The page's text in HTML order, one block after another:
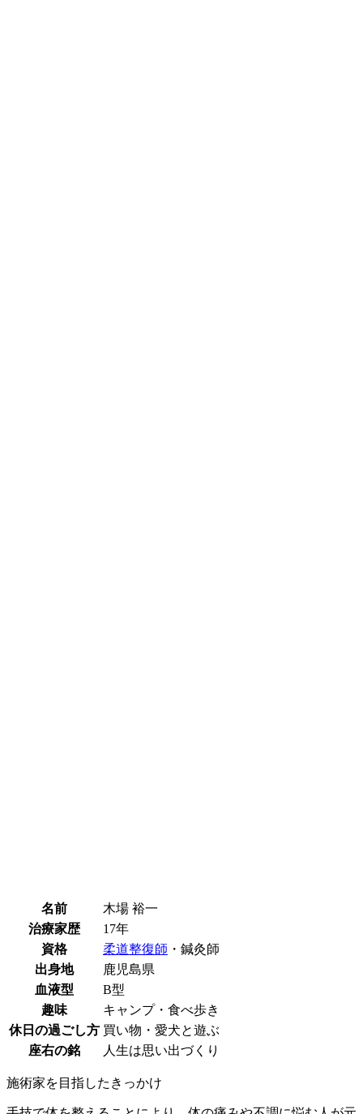
名前
木場 裕一
治療家歴
17年
資格
柔道整復師 ・鍼灸師
出身地
鹿児島県
血液型
B型
趣味
キャンプ・食べ歩き
休日の過ごし方 買い物・愛犬と遊ぶ
座右の銘
人生は思い出づくり
施術家を目指したきっかけ